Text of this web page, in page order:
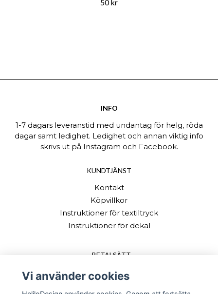
50 kr
INFO
1-7 dagars leveranstid med undantag för helg, röda
dagar samt ledighet. Ledighet och annan viktig info
skrivs ut på Instagram och Facebook.
KUNDTJÄNST
Kontakt
Köpvillkor
Instruktioner för textiltryck
Instruktioner för dekal
BETALSÄTT
Vi använder cookies